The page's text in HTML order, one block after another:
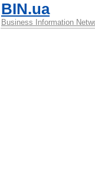
BIN.ua
Business Information